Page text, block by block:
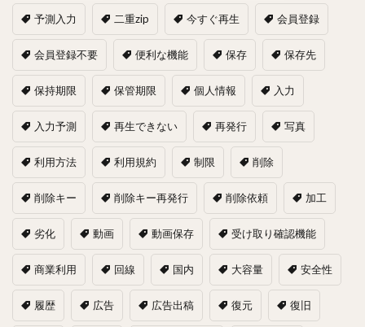
予測入力 二重zip 今すぐ再生 会員登録
会員登録不要 便利な機能 保存 保存先
保持期限 保管期限 個人情報 入力
入力予測 再生できない 再発行 写真
利用方法 利用規約 制限 削除
削除キー 削除キー再発行 削除依頼 加工
劣化 動画 動画保存 受け取り確認機能
商業利用 回線 国内 大容量 安全性
履歴 広告 広告出稿 復元 復旧